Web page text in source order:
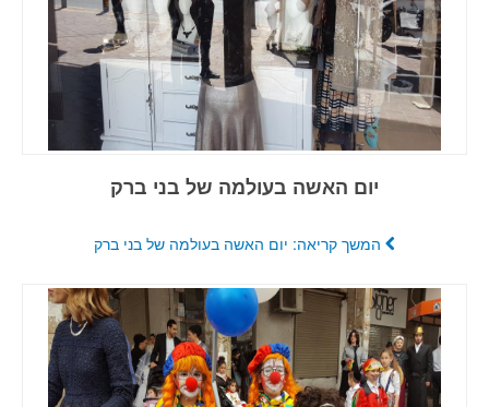
יום האשה בעולמה של בני ברק
המשך קריאה: יום האשה בעולמה של בני ברק